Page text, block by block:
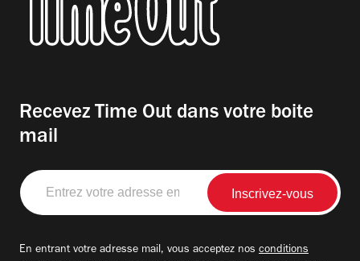
Recevez Time Out dans votre boite
mail
Entrez
votre
adresse
En entrant votre adresse mail, vous acceptez nos conditions